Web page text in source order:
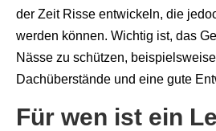
der Zeit Risse entwickeln, die
werden können. Wichtig ist, das
Nässe zu schützen,
Dachüberstände und eine gute
Für wen ist ein